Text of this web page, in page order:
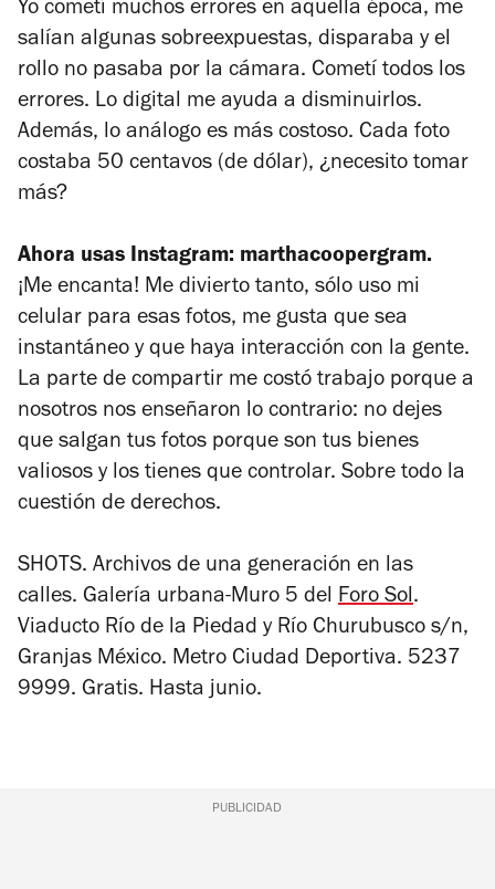
Yo cometí muchos errores en aquella época, me
salían algunas sobreexpuestas, disparaba y el
rollo no pasaba por la cámara. Cometí todos los
errores. Lo digital me ayuda a disminuirlos.
Además, lo análogo es más costoso. Cada foto
costaba 50 centavos (de dólar), ¿necesito tomar
más?
Ahora usas Instagram: marthacoopergram.
¡Me encanta! Me divierto tanto, sólo uso mi
celular para esas fotos, me gusta que sea
instantáneo y que haya interacción con la gente.
La parte de compartir me costó trabajo porque a
nosotros nos enseñaron lo contrario: no dejes
que salgan tus fotos porque son tus bienes
valiosos y los tienes que controlar. Sobre todo la
cuestión de derechos.
SHOTS. Archivos de una generación en las
calles. Galería urbana-Muro 5 del Foro Sol.
Viaducto Río de la Piedad y Río Churubusco s/n,
Granjas México. Metro Ciudad Deportiva. 5237
9999. Gratis. Hasta junio.
PUBLICIDAD